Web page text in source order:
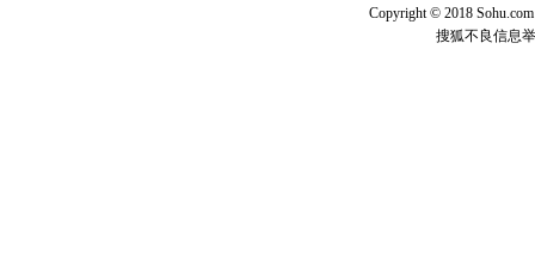
片叶子是
送你一棵
Copyright © 2018
搜狐不良信息